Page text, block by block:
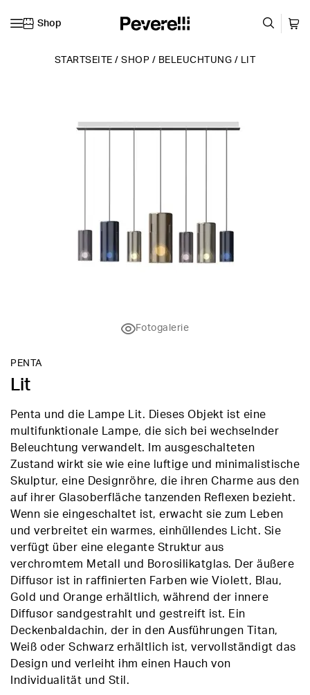
Shop
STARTSEITE /SHOP / BELEUCHTUNG / LIT
Fotogalerie
PENTA
Lit
Penta und die Lampe Lit. Dieses Objekt ist eine
multifunktionale Lampe, die sich bei wechselnder
Beleuchtung verwandelt. Im ausgeschalteten
Zustand wirkt sie wie eine luftige und minimalistische
Skulptur, eine Designröhre, die ihren Charme aus den
auf ihrer Glasoberfläche tanzenden Reflexen bezieht.
Wenn sie eingeschaltet ist, erwacht sie zum Leben
und verbreitet ein warmes, einhüllendes Licht. Sie
verfügt über eine elegante Struktur aus
verchromtem Metall und Borosilikatglas. Der äußere
Diffusor ist in raffinierten Farben wie Violett, Blau,
Gold und Orange erhältlich, während der innere
Diffusor sandgestrahlt und gestreift ist. Ein
Deckenbaldachin, der in den Ausführungen Titan,
Weiß oder Schwarz erhältlich ist, vervollständigt das
Design und verleiht ihm einen Hauch von
Individualität und Stil.